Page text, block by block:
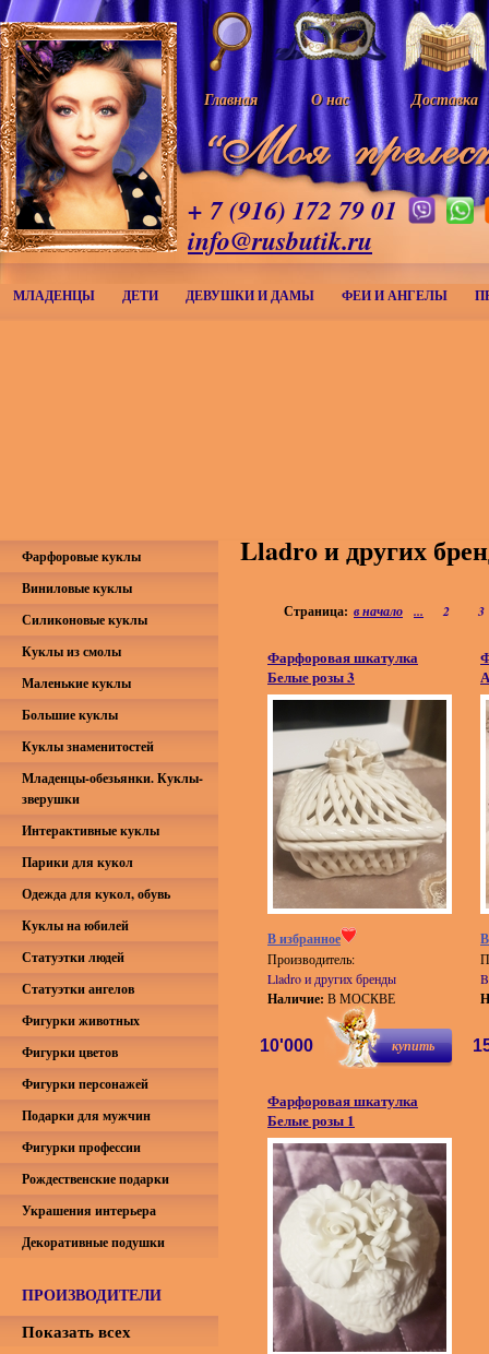
Главная О нас Доставка
+ 7 (916) 172 79 01
info@rusbutik.ru
МЛАДЕНЦЫ ДЕТИ ДЕВУШКИ И ДАМЫ ФЕИ И АНГЕЛЫ
Lladro и других
Страница: в начало ... 2 3
Фарфоровая шкатулка
Белые розы 3
В избранное
Производитель:
Lladro и других бренды
Наличие: В МОСКВЕ
купить
10'000
Фарфоровая шкатулка
Белые розы 1
Фарфоровые куклы
Виниловые куклы
Силиконовые куклы
Куклы из смолы
Маленькие куклы
Большие куклы
Куклы знаменитостей
Младенцы-обезьянки. Куклы-
зверушки
Интерактивные куклы
Парики для кукол
Одежда для кукол, обувь
Куклы на юбилей
Статуэтки людей
Статуэтки ангелов
Фигурки животных
Фигурки цветов
Фигурки персонажей
Подарки для мужчин
Фигурки профессии
Рождественские подарки
Украшения интерьера
Декоративные подушки
ПРОИЗВОДИТЕЛИ
Показать всех